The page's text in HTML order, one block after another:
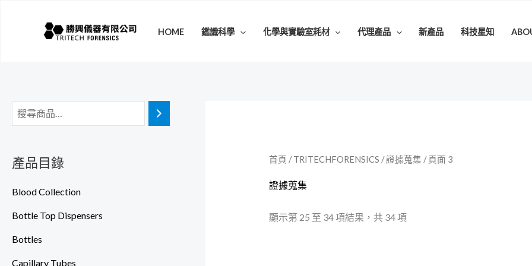
HOME 鑑識科學 化學與實驗室耗材 代理產品 新產品 科技星知
產品目錄
Blood Collection
Bottle Top Dispensers
Bottles
Capillary Tubes
首頁 /TRITECHFORENSICS /證據蒐集 / 頁面 3
證據蒐集
顯示第 25 至 34 項結果，共 34 項